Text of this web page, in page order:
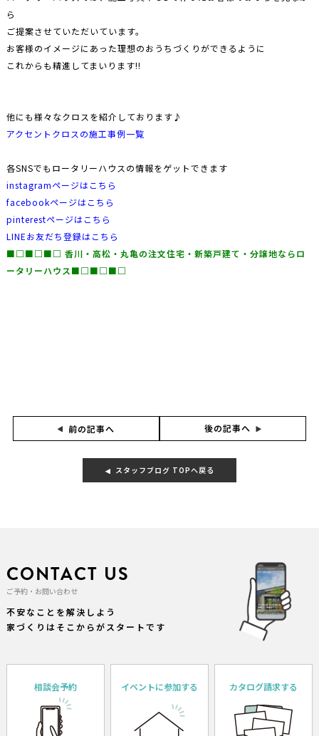
ら
ご提案させていただいています。
お客様のイメージにあった理想のおうちづくりができるように
これからも精進してまいります!!
他にも様々なクロスを紹介しております♪
アクセントクロスの施工事例一覧
各SNSでもロータリーハウスの情報をゲットできます
instagramページはこちら
facebookページはこちら
pinterestページはこちら
LINEお友だち登録はこちら
■□■□■□ ⾹川・⾼松・丸⻲の注文住宅・新築⼾建て・分譲地な らロ
ータリーハウス■□■□■□
前の記事へ 後の記事へ
スタッフブログ TOPへ戻る
CONTACT US
ご予約・お問い合わせ
不安なことを解決しよう
家づくりはそこからがスタートです
相談会予約 イベントに参加する カタログ請求する